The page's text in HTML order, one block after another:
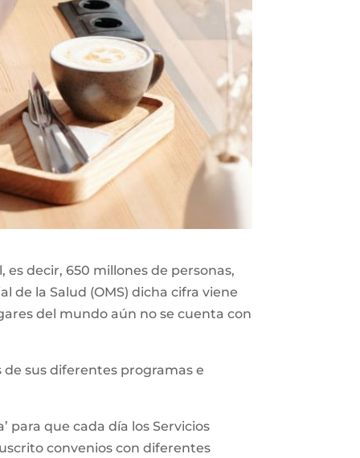
es decir, 650 millones de personas,
de la Salud (OMS) dicha cifra viene
del mundo aún no se cuenta con
de sus diferentes programas e
para que cada día los Servicios
convenios con diferentes